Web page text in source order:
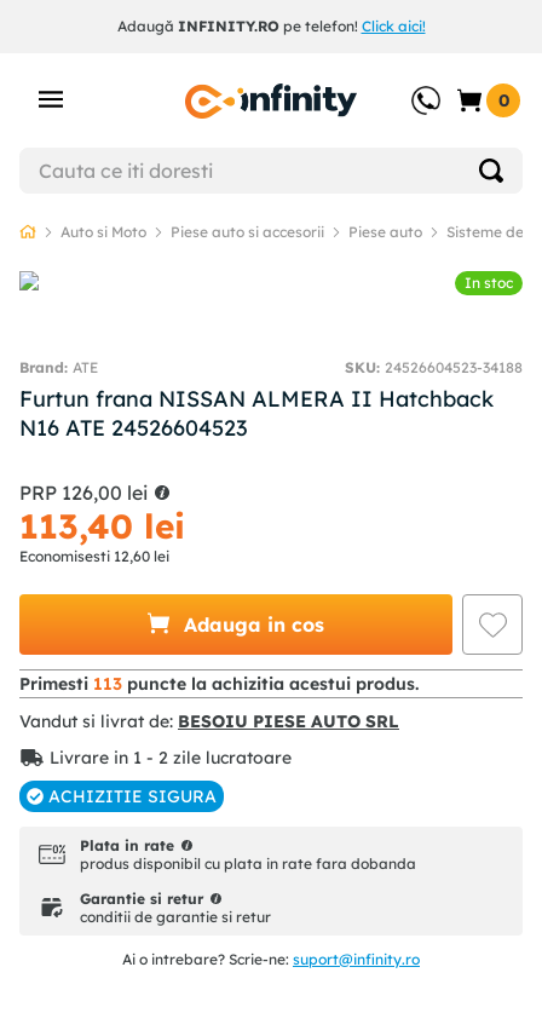
Adaugă INFINITY.ROpe telefon! Click aici!
0
Auto si Moto Piese auto si accesorii Piese auto Sisteme de
In stoc
ATE SKU: 24526604523-34188
Furtun frana NISSAN ALMERA II Hatchback
N16 ATE 24526604523
PRP 126,00 lei
113,40 lei
Economisesti 12,60 lei
Adauga in cos
Primesti 113 puncte la achizitia acestui produs.
Vandut si livrat de: BESOIU PIESE AUTO SRL
Livrare in 1 - 2 zile lucratoare
ACHIZITIE SIGURA
Plata in rate
produs disponibil cu plata in rate fara dobanda
Garantie si retur
conditii de garantie si retur
Ai o intrebare? Scrie-ne: suport@infinity.ro